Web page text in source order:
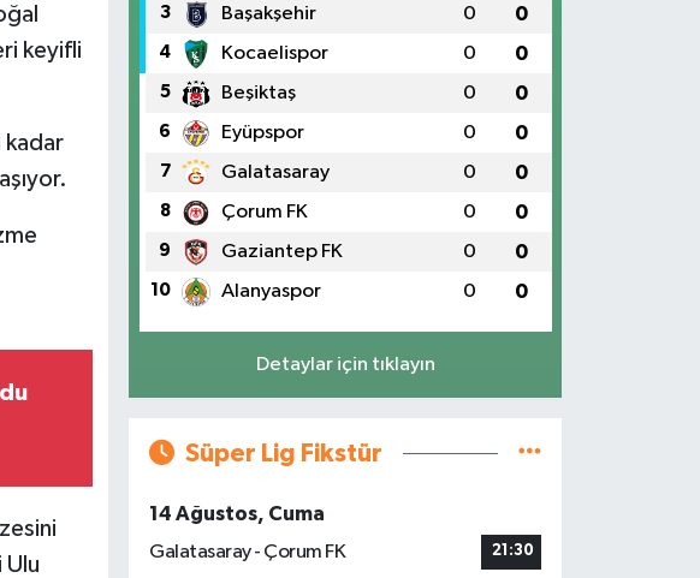
keyifli
kadar
Ulu
3 Başakşehir 0 0
4 Kocaelispor 0 0
5 Beşiktaş 0 0
6 Eyüpspor 0 0
7 Galatasaray 0 0
8 Çorum FK 0 0
9 Gaziantep FK 0 0
10 Alanyaspor 0 0
Detaylar için tıklayın
Süper Lig Fikstür
14 Ağustos, Cuma
Galatasaray - Çorum FK
21:30